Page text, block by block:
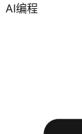
AI编程